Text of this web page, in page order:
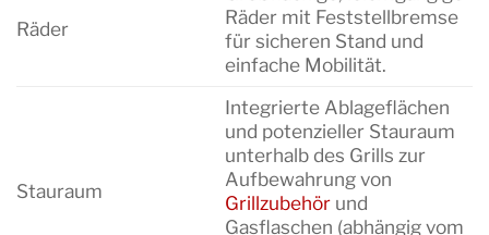
Räder
Räder mit Feststellbremse
für sicheren Stand und
einfache Mobilität.
Stauraum
Integrierte Ablageflächen
und potenzieller Stauraum
unterhalb des Grills zur
Aufbewahrung von
Grillzubehörund
Gasflaschen (abhängig vom